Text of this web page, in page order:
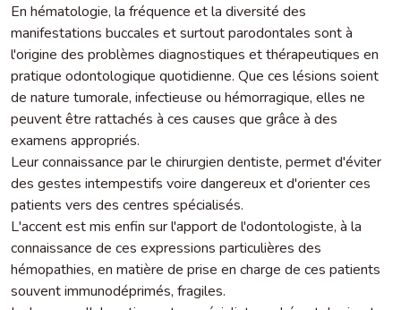
En hématologie, la fréquence et la diversité des
manifestations buccales et surtout parodontales sont à
l'origine des problèmes diagnostiques et thérapeutiques en
pratique odontologique quotidienne. Que ces lésions soient
de nature tumorale, infectieuse ou hémorragique, elles ne
peuvent être rattachés à ces causes que grâce à des
examens appropriés.
Leur connaissance par le chirurgien dentiste, permet d'éviter
des gestes intempestifs voire dangereux et d'orienter ces
patients vers des centres spécialisés.
L'accent est mis enfin sur l'apport de l'odontologiste, à la
connaissance de ces expressions particulières des
hémopathies, en matière de prise en charge de ces patients
souvent immunodéprimés, fragiles.